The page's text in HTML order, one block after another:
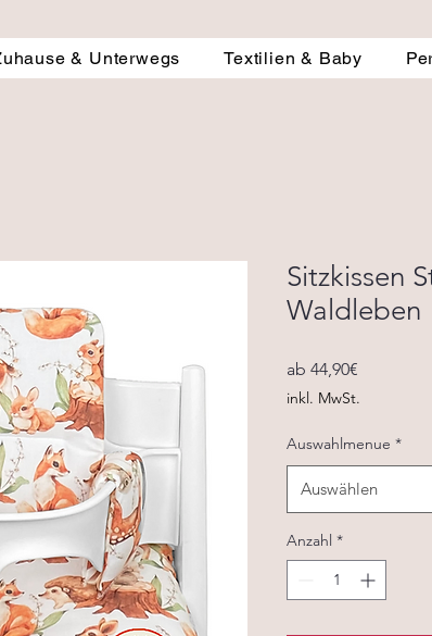
& Unterwegs Textilien & Baby
Sitzkissen
Waldleben
ab 44,90€
inkl. MwSt.
Auswahlmenue *
Auswählen
Anzahl *